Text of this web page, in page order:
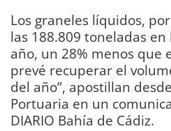
Los graneles líquidos,
las 188.809 toneladas
año, un 28% menos que
prevé recuperar el
del año”, apostillan
Portuaria en un
DIARIO Bahía de Cádiz.